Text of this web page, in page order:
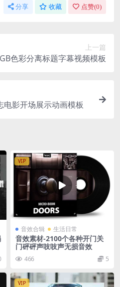
分享 收藏 点赞(0)
上一篇
色彩分离标题字幕视频模板
影开场展示动画模板
VIP
音效合辑 生活日常
音效素材-2100个各种开门关
门砰砰声吱吱声无损音效
466 5
VIP